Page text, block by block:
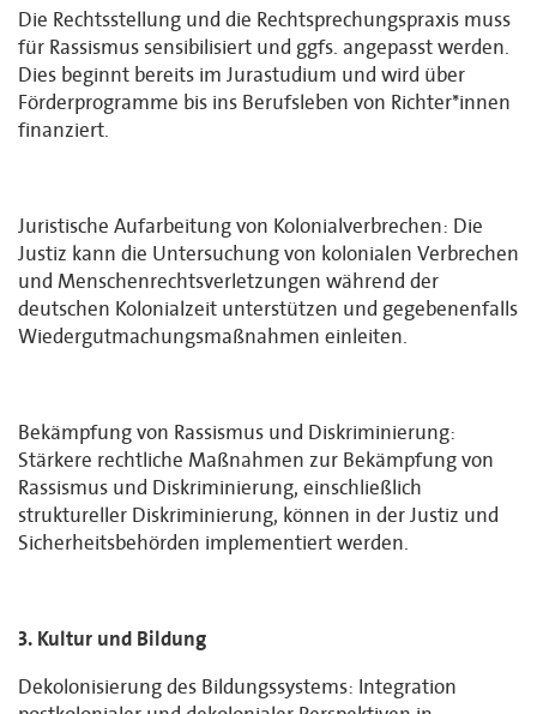
Die Rechtsstellung und die Rechtsprechungspraxis muss
für Rassismus sensibilisiert und ggfs. angepasst werden.
Dies beginnt bereits im Jurastudium und wird über
Förderprogramme bis ins Berufsleben von Richter*innen
finanziert.
Juristische Aufarbeitung von Kolonialverbrechen: Die
Justiz kann die Untersuchung von kolonialen Verbrechen
und Menschenrechtsverletzungen während der
deutschen Kolonialzeit unterstützen und gegebenenfalls
Wiedergutmachungsmaßnahmen einleiten.
Bekämpfung von Rassismus und Diskriminierung:
Stärkere rechtliche Maßnahmen zur Bekämpfung von
Rassismus und Diskriminierung, einschließlich
struktureller Diskriminierung, können in der Justiz und
Sicherheitsbehörden implementiert werden.
3. Kultur und Bildung
Dekolonisierung des Bildungssystems: Integration